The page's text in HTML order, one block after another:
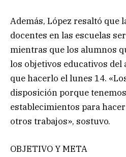
Además, López resaltó que
docentes en las escuelas
mientras que los alumnos
los objetivos educativos del
que hacerlo el lunes 14.
disposición porque
establecimientos para
otros trabajos», sostuvo.
OBJETIVO Y META